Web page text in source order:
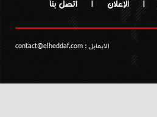
| الإعلان | اتصل بنا
الايمايل : contact@elheddaf.com